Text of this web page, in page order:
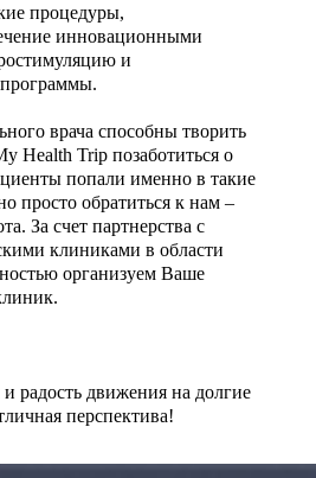
процедуры,
инновационными
и
врача способны творить
Health Trip позаботиться о
попали именно в такие
просто обратиться к нам –
За счет партнерства с
клиниками в области
организуем Ваше
радость движения на долгие
перспектива!